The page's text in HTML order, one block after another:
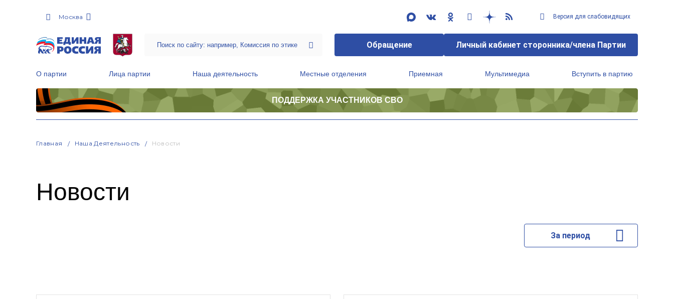
Москва Версия для слабовидящих
Обращение Личный кабинет сторонника/члена Партии
О партии Лица партии Наша деятельность Местные отделения Приемная Мультимедиа Вступить в партию
ПОДДЕРЖКА УЧАСТНИКОВ СВО
Главная Наша Деятельность Новости
Новости
За период